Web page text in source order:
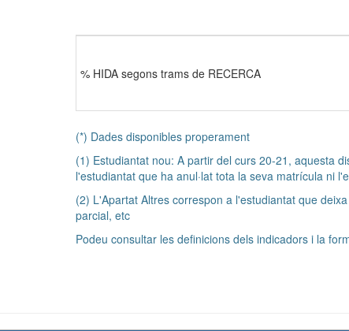
% HIDA segons trams de RECERCA
(*) Dades disponibles properament
(1) Estudiantat nou: A partir del curs 20-21, aquesta
l'estudiantat que ha anul·lat tota la seva matrícula ni
(2) L'Apartat Altres correspon a l'estudiantat que
parcial, etc
Podeu consultar les definicions dels indicadors i la